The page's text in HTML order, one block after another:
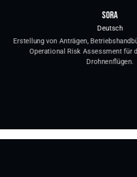
SORA
Deutsch
Erstellung von Anträgen,
Operational Risk Assessment für
Drohnenflügen.